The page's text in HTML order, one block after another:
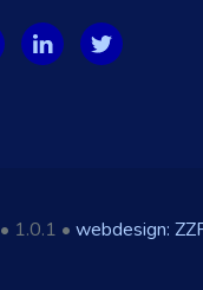
• 1.0.1 • webdesign: